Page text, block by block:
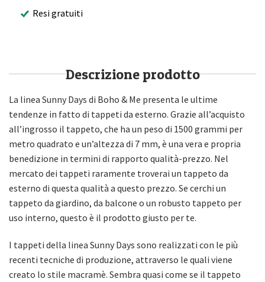
Resi gratuiti
Descrizione prodotto
La linea Sunny Days di Boho & Me presenta le ultime
tendenze in fatto di tappeti da esterno. Grazie all’acquisto
all’ingrosso il tappeto, che ha un peso di 1500 grammi per
metro quadrato e un’altezza di 7 mm, è una vera e propria
benedizione in termini di rapporto qualità-prezzo. Nel
mercato dei tappeti raramente troverai un tappeto da
esterno di questa qualità a questo prezzo. Se cerchi un
tappeto da giardino, da balcone o un robusto tappeto per
uso interno, questo è il prodotto giusto per te.
I tappeti della linea Sunny Days sono realizzati con le più
recenti tecniche di produzione, attraverso le quali viene
creato lo stile macramè. Sembra quasi come se il tappeto